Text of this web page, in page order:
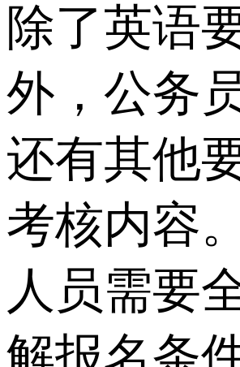
除了英语
外，公务
还有其他
考核内容
人员需要